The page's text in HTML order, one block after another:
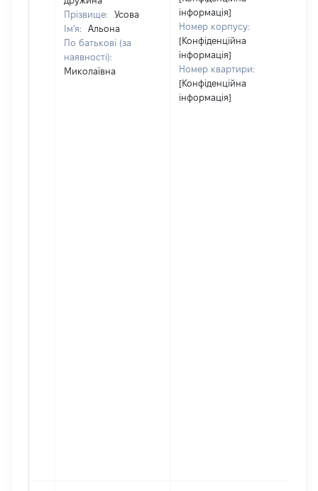
Прізвище:
Усова
Ім'я:
Альона
По батькові (за
наявності):
Миколаївна
інформація]
Номер корпусу:
[Конфіденційна
інформація]
Номер квартири:
[Конфіденційна
інформація]